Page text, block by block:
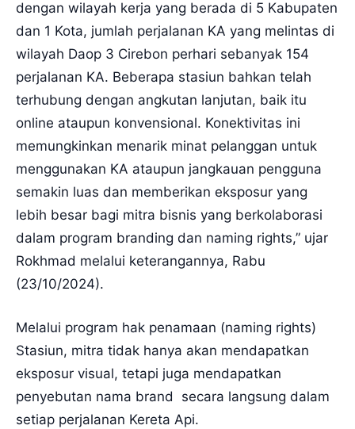
dengan wilayah kerja yang berada di 5 Kabupaten
dan 1 Kota, jumlah perjalanan KA yang melintas di
wilayah Daop 3 Cirebon perhari sebanyak 154
perjalanan KA. Beberapa stasiun bahkan telah
terhubung dengan angkutan lanjutan, baik itu
online ataupun konvensional. Konektivitas ini
memungkinkan menarik minat pelanggan untuk
menggunakan KA ataupun jangkauan pengguna
semakin luas dan memberikan eksposur yang
lebih besar bagi mitra bisnis yang berkolaborasi
dalam program branding dan naming rights,” ujar
Rokhmad melalui keterangannya, Rabu
(23/10/2024).
Melalui program hak penamaan (naming rights)
Stasiun, mitra tidak hanya akan mendapatkan
eksposur visual, tetapi juga mendapatkan
penyebutan nama brand secara langsung dalam
setiap perjalanan Kereta Api.